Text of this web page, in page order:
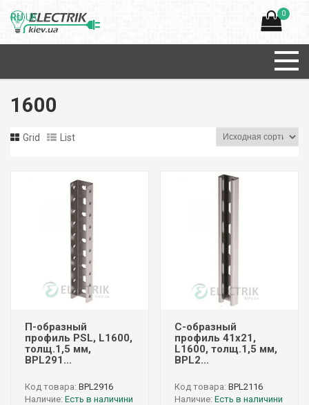
0
1600
Grid List
П-образный
профиль PSL, L1600,
толщ.1,5 мм,
BPL291...
Код товара: BPL2916
Наличие: Есть в наличини
С-образный
профиль 41х21,
L1600, толщ.1,5 мм,
BPL2...
Код товара: BPL2116
Наличие: Есть в наличини
RUUK